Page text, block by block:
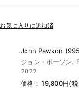
お気に入りに追加済
John Pawson
ジョン・ポーソン.
2022.
価格： 19,800円(税